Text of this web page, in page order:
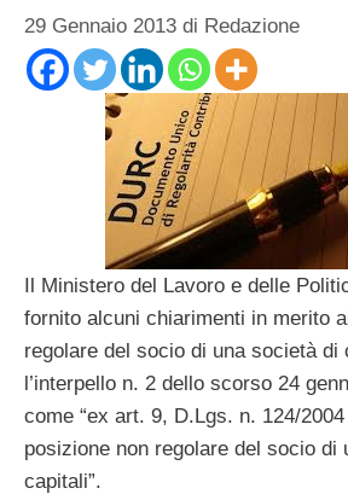
29 Gennaio 2013 di Redazione
Il Ministero del Lavoro e delle
fornito alcuni chiarimenti in merito
regolare del socio di una società di
l’interpello n. 2 dello scorso 24
come “ex art. 9, D.Lgs. n. 124/
posizione non regolare del socio di
capitali”.